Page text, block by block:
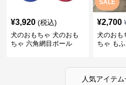
¥3,920 (税込)
犬のおもちゃ 犬のおも
ちゃ 六角網目ボール
SALE
¥2,700
犬のおも
ちゃ も
人気アイテ